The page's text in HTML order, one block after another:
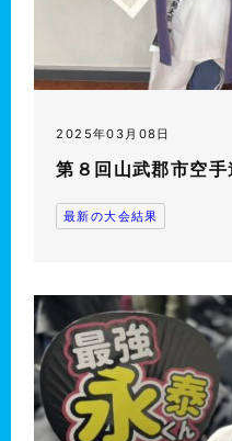
2025年03月08日
第８回山武郡市空
最新の大会結果